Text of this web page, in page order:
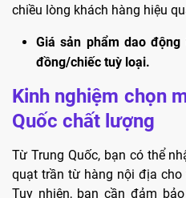
chiều lòng khách hàng hiệu
Giá sản phẩm dao
đồng/chiếc tuỳ loại.
Kinh nghiệm chọn
Quốc chất lượng
Từ Trung Quốc, bạn có thể
quạt trần từ hàng nội địa
Tuy nhiên, bạn cần đảm